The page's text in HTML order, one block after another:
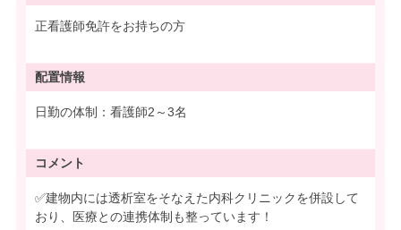
正看護師免許をお持ちの方
配置情報
日勤の体制：看護師2～3名
コメント
✅建物内には透析室をそなえた内科クリニックを併設して
おり、医療との連携体制も整っています！